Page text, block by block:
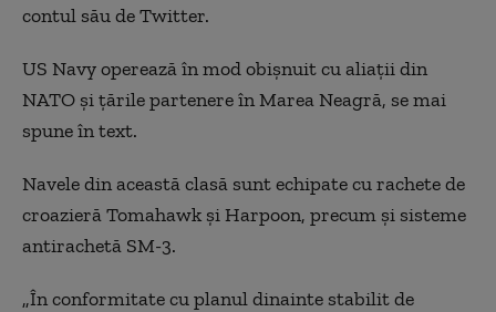
contul său de Twitter.
US Navy operează în mod obişnuit cu aliaţii din
NATO şi ţările partenere în Marea Neagră, se mai
spune în text.
Navele din această clasă sunt echipate cu rachete de
croazieră Tomahawk şi Harpoon, precum şi sisteme
antirachetă SM-3.
„În conformitate cu planul dinainte stabilit de